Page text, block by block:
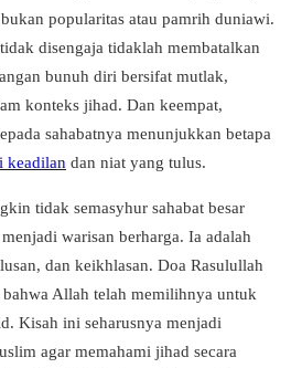
popularitas atau pamrih duniawi.
disengaja tidaklah membatalkan
bunuh diri bersifat mutlak,
konteks jihad. Dan keempat,
sahabatnya menunjukkan betapa
keadilan dan niat yang tulus.
tidak semasyhur sahabat besar
warisan berharga. Ia adalah
dan keikhlasan. Doa Rasulullah
Allah telah memilihnya untuk
Kisah ini seharusnya menjadi
agar memahami jihad secara